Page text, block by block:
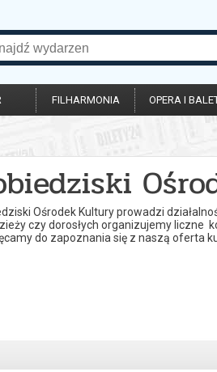
FILHARMONIA OPERA I
Ośrodek Kultury prowadzi
czy dorosłych organizujemy liczne
do zapoznania się z naszą oferta